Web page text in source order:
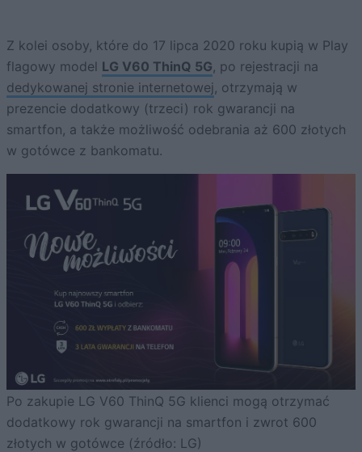
Z kolei osoby, które do 17 lipca 2020 roku kupią w Play
flagowy model LG V60 ThinQ 5G, po rejestracji na
dedykowanej stronie internetowej, otrzymają w
prezencie dodatkowy (trzeci) rok gwarancji na
smartfon, a także możliwość odebrania aż 600 złotych
w gotówce z bankomatu.
Po zakupie LG V60 ThinQ 5G klienci mogą otrzymać
dodatkowy rok gwarancji na smartfon i zwrot 600
złotych w gotówce (źródło: LG)